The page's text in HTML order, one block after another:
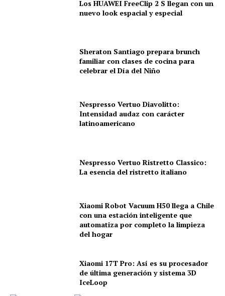
Los HUAWEI FreeClip 2 S llegan con un
nuevo look espacial y especial
Sheraton Santiago prepara brunch
familiar con clases de cocina para
celebrar el Día del Niño
Nespresso Vertuo Diavolitto:
Intensidad audaz con carácter
latinoamericano
Nespresso Vertuo Ristretto Classico:
La esencia del ristretto italiano
Xiaomi Robot Vacuum H50 llega a Chile
con una estación inteligente que
automatiza por completo la limpieza
del hogar
Xiaomi 17T Pro: Así es su procesador
de última generación y sistema 3D
IceLoop